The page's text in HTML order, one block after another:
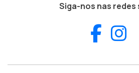
Siga-nos nas redes